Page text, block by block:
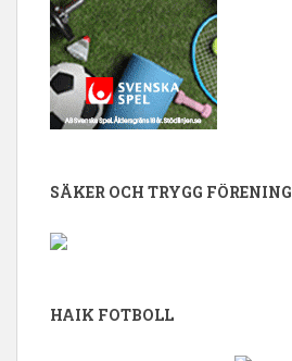
SÄKER OCH TRYGG FÖRENING
HAIK FOTBOLL